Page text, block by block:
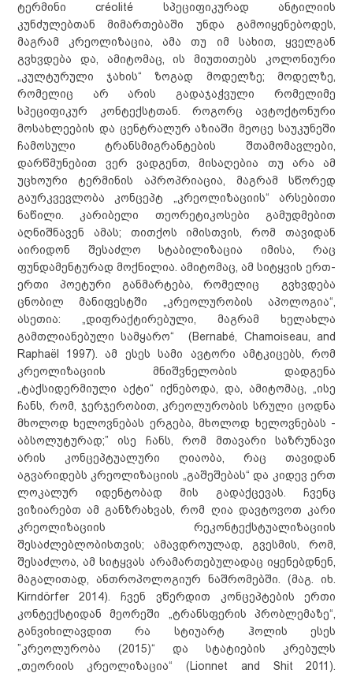
ტერმინი créolité სპეციფიკურად ანტილიის
კუნძულებთან მიმართებაში უნდა გამოიყენებოდეს,
მაგრამ კრეოლიზაცია, ამა თუ იმ სახით, ყველგან
გვხვდება და, ამიტომაც, ის მიუთითებს კოლონიური
„კულტურული ჯახის“ ზოგად მოდელზე; მოდელზე,
რომელიც არ არის გადაჯაჭვული რომელიმე
სპეციფიკურ კონტექსტთან. როგორც ავტოქტონური
მოსახლეების და ცენტრალურ აზიაში მეოცე საუკუნეში
ჩამოსული ტრანსმიგრანტების შთამომავლები,
დარწმუნებით ვერ ვადგენთ, მისაღებია თუ არა ამ
უცხოური ტერმინის აპროპრიაცია, მაგრამ სწორედ
გაურკვევლობა კონცეპტ „კრეოლიზაციის“ არსებითი
ნაწილი. კარიბელი თეორეტიკოსები გამუდმებით
აღნიშნავენ ამას; თითქოს იმისთვის, რომ თავიდან
აირიდონ შესაძლო სტაბილიზაცია იმისა, რაც
ფუნდამენტურად მოქნილია. ამიტომაც, ამ სიტყვის ერთ-
ერთი პოეტური განმარტება, რომელიც გვხვდება
ცნობილ მანიფესტში „კრეოლურობის აპოლოგია“,
ასეთია: „დიფრაქტირებული, მაგრამ ხელახლა
გამთლიანებული სამყარო“ (Bernabé, Chamoiseau, and
Raphaël 1997). ამ ესეს სამი ავტორი ამტკიცებს, რომ
კრეოლიზაციის მნიშვნელობის დადგენა
„ტაქსიდერმიული აქტი“ იქნებოდა, და, ამიტომაც, „ისე
ჩანს, რომ, ჯერჯერობით, კრეოლურობის სრული ცოდნა
მხოლოდ ხელოვნებას ერგება, მხოლოდ ხელოვნებას -
აბსოლუტურად;” ისე ჩანს, რომ მთავარი საზრუნავი
არის კონცეპტუალური ღიაობა, რაც თავიდან
აგვარიდებს კრეოლიზაციის „გაშეშებას“ და კიდევ ერთ
ლოკალურ იდენტობად მის გადაქცევას. ჩვენც
ვიზიარებთ ამ განზრახვას, რომ ღია დავტოვოთ კარი
კრეოლიზაციის რეკონტექსტუალიზაციის
შესაძლებლობისთვის; ამავდროულად, გვესმის, რომ,
შესაძლოა, ამ სიტყვას არამართებულადაც იყენებდნენ,
მაგალითად, ანთროპოლოგიურ ნაშრომებში. (მაგ. იხ.
Kirndörfer 2014). ჩვენ ვწერდით კონცეპტების ერთი
კონტექსტიდან მეორეში „ტრანსფერის პრობლემაზე“,
განვიხილავდით რა სტიუარტ ჰოლის ესეს
”კრეოლურობა (2015)“ და სტატიების კრებულს
„თეორიის კრეოლიზაცია“ (Lionnet and Shit 2011).